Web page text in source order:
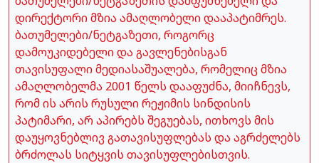
დირექტორი მზია ამაღლობელი დააპატიმრეს.
ბათუმელები/ნეტგაზეთი, როგორც
დამოუკიდებელი და გავლენებისგან
თავისუფალი მედიასაშუალება, რომელიც მზია
ამაღლობელმა 2001 წელს დააფუძნა, მიიჩნევს,
რომ ის არის რუსული რეჟიმის სინდისის
პატიმარი, არ აპირებს შეგუებას, ითხოვს მის
დაუყოვნებლივ გათავისუფლებას და აგრძელებს
ბრძოლას სიტყვის თავისუფლებისთვის.